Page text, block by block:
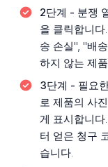
2단계 - 분쟁
을 클릭합니
송 손실", "배
하지 않는 제
3단계 - 필요
로 제품의 사
게 표시합니
터 얻은 청구
습니다.